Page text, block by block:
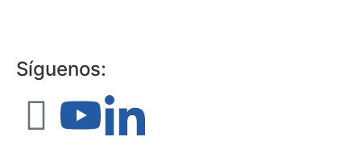
Síguenos: